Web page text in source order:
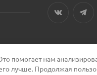
помогает нам
лучше. Продолжая